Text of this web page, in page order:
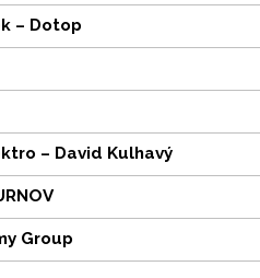
– Dotop
– David Kulhavý
Group